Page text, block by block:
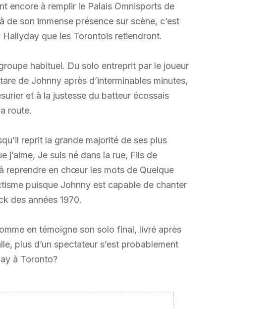
encore à remplir le Palais Omnisports de
son immense présence sur scène, c’est
que les Torontois retiendront.
habituel. Du solo entreprit par le joueur
de Johnny après d’interminables minutes,
et à la justesse du batteur écossais
route.
reprit la grande majorité de ses plus
j’aime, Je suis né dans la rue, Fils de
reprendre en chœur les mots de Quelque
puisque Johnny est capable de chanter
des années 1970.
en témoigne son solo final, livré après
plus d’un spectateur s’est probablement
à Toronto?